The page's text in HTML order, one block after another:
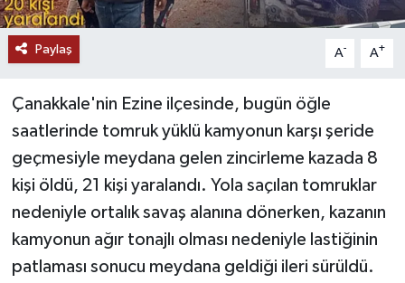
Paylaş A- A+
Çanakkale'nin Ezine ilçesinde, bugün öğle
saatlerinde tomruk yüklü kamyonun karşı şeride
geçmesiyle meydana gelen zincirleme kazada 8
kişi öldü, 21 kişi yaralandı. Yola saçılan tomruklar
nedeniyle ortalık savaş alanına dönerken, kazanın
kamyonun ağır tonajlı olması nedeniyle lastiğinin
patlaması sonucu meydana geldiği ileri sürüldü.